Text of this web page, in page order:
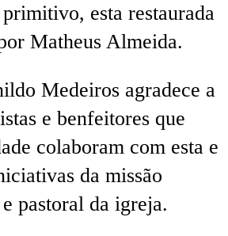
esta restaurada
Matheus Almeida.
Medeiros agradece a
e benfeitores que
colaboram com esta e
da missão
pastoral da igreja.